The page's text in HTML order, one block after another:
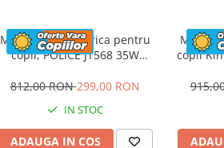
Motocicleta electrica pentru
copii, POLICE JT568 35W
812,00 RON299,00 RON
IN STOC
ADAUGA IN COS
copii